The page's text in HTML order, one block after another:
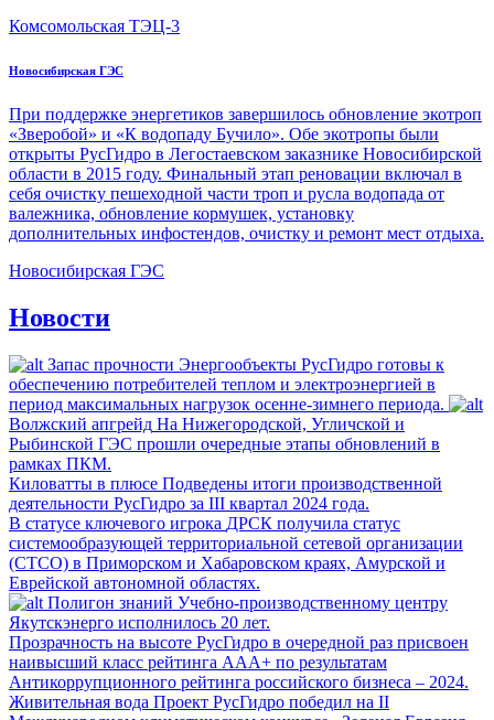
Комсомольская ТЭЦ-3
Новосибирская ГЭС
При поддержке энергетиков завершилось обновление экотроп
«Зверобой» и «К водопаду Бучило». Обе экотропы были
открыты РусГидро в Легостаевском заказнике Новосибирской
области в 2015 году. Финальный этап реновации включал в
себя очистку пешеходной части троп и русла водопада от
валежника, обновление кормушек, установку
дополнительных инфостендов, очистку и ремонт мест отдыха.
Новосибирская ГЭС
Новости
Запас прочности Энергообъекты РусГидро готовы к
обеспечению потребителей теплом и электроэнергией в
период максимальных нагрузок осенне-зимнего периода.
Волжский апгрейд На Нижегородской, Угличской и
Рыбинской ГЭС прошли очередные этапы обновлений в
рамках ПКМ.
Киловатты в плюсе Подведены итоги производственной
деятельности РусГидро за III квартал 2024 года.
В статусе ключевого игрока ДРСК получила статус
системообразующей территориальной сетевой организации
(СТСО) в Приморском и Хабаровском краях, Амурской и
Еврейской автономной областях.
Полигон знаний Учебно-производственному центру
Якутскэнерго исполнилось 20 лет.
Прозрачность на высоте РусГидро в очередной раз присвоен
наивысший класс рейтинга ААА+ по результатам
Антикоррупционного рейтинга российского бизнеса – 2024.
Живительная вода Проект РусГидро победил на II